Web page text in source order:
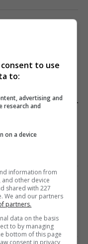
страны,
с ракетами
может
свободы, –
на место
Patriot в
для трех
белая полоса
to use
to:
advertising and
research and
on a device
information from
other device
shared with 227
We and our partners
partners.
data on the basis
to by managing
bottom of this page
consent in privacy